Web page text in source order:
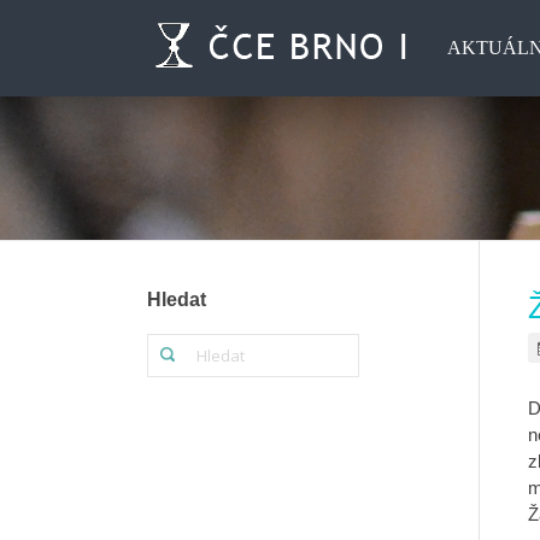
Hledat